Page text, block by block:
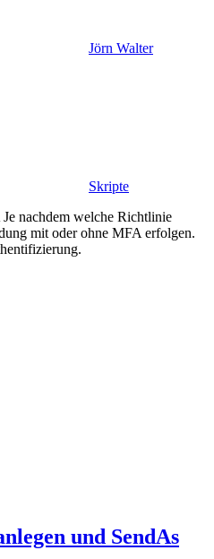
Jörn Walter
Skripte
nachdem welche Richtlinie
mit oder ohne MFA erfolgen.
und SendAs